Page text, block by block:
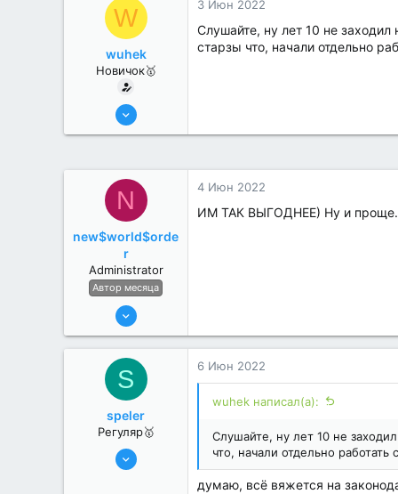
W
wuhek
Новичок🥇
2 Июн 2022
3 Июн 2022
Слушайте, ну лет 10 не заходил
старзы что, начали отдельно
N
new$world$orde
r
Administrator
Автор месяца
27 Май 2022
184
4 Июн 2022
ИМ ТАК ВЫГОДНЕЕ) Ну и проще.
S
speler
Регуляр🥇
31 Май 2022
6 Июн 2022
wuhek написал(а):
Слушайте, ну лет 10 не
что, начали отдельно
думаю, всё вяжется на